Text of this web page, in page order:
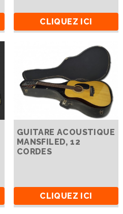
CLIQUEZ ICI
GUITARE ACOUSTIQUE
MANSFILED, 12
CORDES
CLIQUEZ ICI